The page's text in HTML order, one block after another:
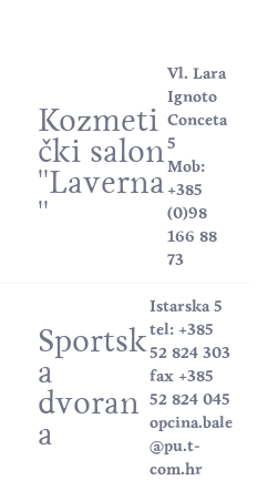
Kozmeti
čki salon
''Laverna
''
Vl. Lara
Ignoto
Conceta
5
Mob:
+385
(0)98
166 88
73
Sportsk
a
dvoran
a
Istarska 5
tel: +385
52 824 303
fax +385
52 824 045
opcina.bale
@pu.t-
com.hr